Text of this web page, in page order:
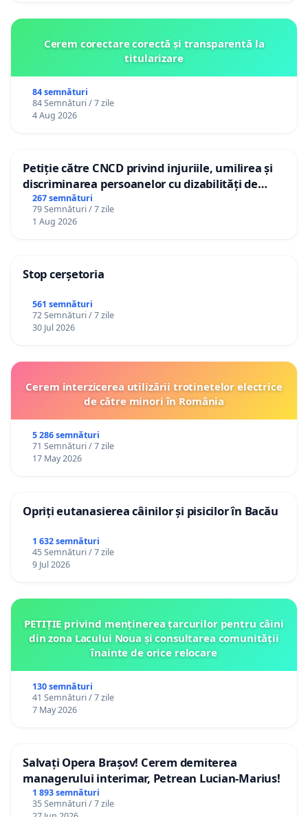
Cerem corectare corectă și transparentă la
titularizare
84 semnături
84 Semnături / 7 zile
4 Aug 2026
Petiție către CNCD privind injuriile, umilirea și
discriminarea persoanelor cu dizabilități de
către utilizatorul TikTok „Gorici”
267 semnături
79 Semnături / 7 zile
1 Aug 2026
Stop cerșetoria
561 semnături
72 Semnături / 7 zile
30 Jul 2026
Cerem interzicerea utilizării trotinetelor electrice
de către minori în România
5 286 semnături
71 Semnături / 7 zile
17 May 2026
Opriți eutanasierea câinilor și pisicilor în Bacău
1 632 semnături
45 Semnături / 7 zile
9 Jul 2026
PETIȚIE privind menținerea țarcurilor pentru câini
din zona Lacului Noua și consultarea comunității
înainte de orice relocare
130 semnături
41 Semnături / 7 zile
7 May 2026
Salvați Opera Brașov! Cerem demiterea
managerului interimar, Petrean Lucian-Marius!
1 893 semnături
35 Semnături / 7 zile